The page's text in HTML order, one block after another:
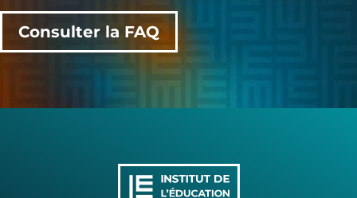
Consulter la FAQ